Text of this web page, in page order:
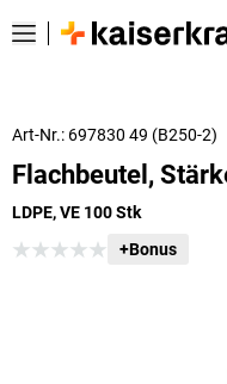
Art-Nr.: 697830 49 (B250-2)
Flachbeutel,
LDPE, VE 100 Stk
+Bonus